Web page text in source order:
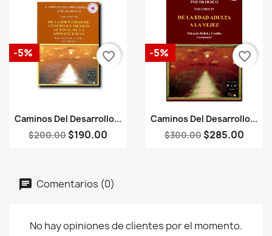
Vista rápida
Caminos Del Desarrollo...
$200.00 $190.00
-5% favorite_border
Vista rápida
Caminos Del Desarrollo...
$300.00 $285.00
-5% favorite_border
Comentarios (0)
No hay opiniones de clientes por el momento.